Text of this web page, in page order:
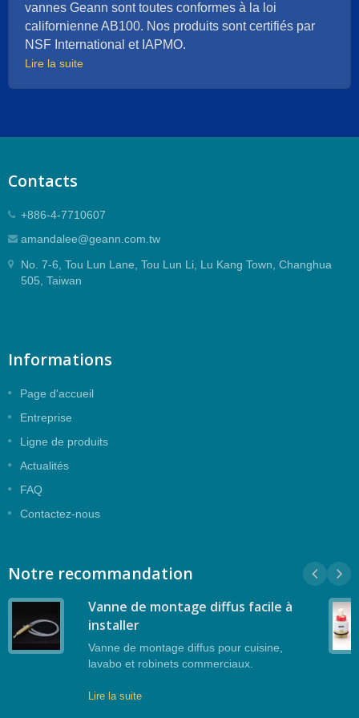
distributeurs pour les marchés mondiaux,
entraînant des ventes stables. Nos opérateurs
ont tous de l'expérience dans l'industrie et nous
vannes Geann sont toutes conformes à la loi
californienne AB100. Nos produits sont certifiés par
NSF International et IAPMO.
Lire la suite
Contacts
+886-4-7710607
amandalee@geann.com.tw
No. 7-6, Tou Lun Lane, Tou Lun Li, Lu Kang Town, Changhua
505, Taiwan
Informations
Page d'accueil
Entreprise
Ligne de produits
Actualités
FAQ
Contactez-nous
Notre recommandation
Vanne de montage diffus facile à
installer
Vanne de montage diffus pour cuisine,
lavabo et robinets commerciaux.
Lire la suite